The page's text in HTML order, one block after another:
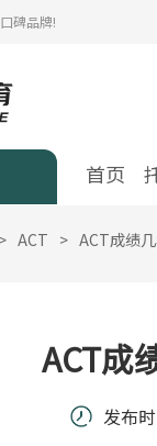
碑品牌!
首页
> ACT > ACT成绩
ACT成
发布时